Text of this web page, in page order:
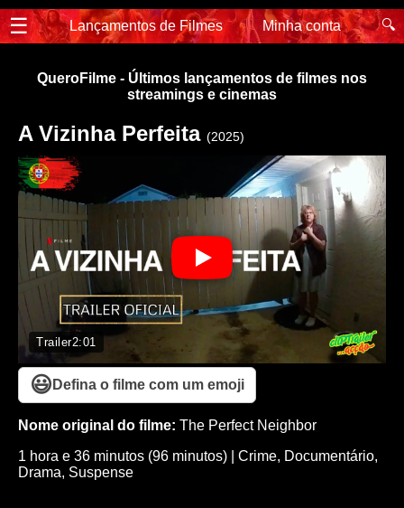
☰ Lançamentos de Filmes Minha conta 🔍
QueroFilme - Últimos lançamentos de filmes nos
streamings e cinemas
A Vizinha Perfeita (2025)
Trailer2:01
😃 Defina o filme com um emoji
Nome original do filme: The Perfect Neighbor
1 hora e 36 minutos (96 minutos)
Crime, Documentário,
Drama, Suspense